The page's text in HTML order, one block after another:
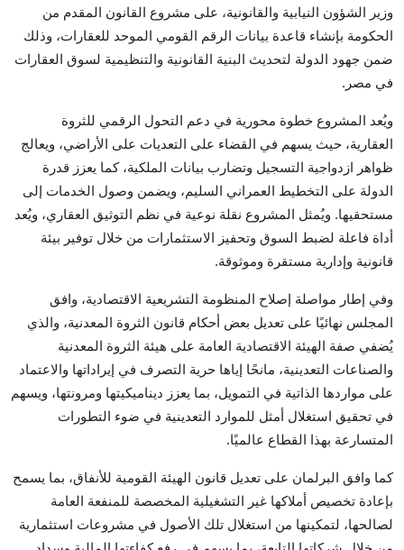
وزير الشؤون النيابية والقانونية، على مشروع القانون المقدم من
الحكومة بإنشاء قاعدة بيانات الرقم القومي الموحد للعقارات، وذلك
ضمن جهود الدولة لتحديث البنية القانونية والتنظيمية لسوق العقارات
في مصر.
ويُعد المشروع خطوة محورية في دعم التحول الرقمي للثروة
العقارية، حيث يسهم في القضاء على التعديات على الأراضي، ويعالج
ظواهر ازدواجية التسجيل وتضارب بيانات الملكية، كما يعزز قدرة
الدولة على التخطيط العمراني السليم، ويضمن وصول الخدمات إلى
مستحقيها. ويُمثل المشروع نقلة نوعية في نظم التوثيق العقاري، ويُعد
أداة فاعلة لضبط السوق وتحفيز الاستثمارات من خلال توفير بيئة
قانونية وإدارية مستقرة وموثوقة.
وفي إطار مواصلة إصلاح المنظومة التشريعية الاقتصادية، وافق
المجلس نهائيًا على تعديل بعض أحكام قانون الثروة المعدنية، والذي
يُضفي صفة الهيئة الاقتصادية العامة على هيئة الثروة المعدنية
والصناعات التعدينية، مانحًا إياها حرية التصرف في إيراداتها والاعتماد
على مواردها الذاتية في التمويل، بما يعزز ديناميكيتها ومرونتها، ويسهم
في تحقيق استغلال أمثل للموارد التعدينية في ضوء التطورات
المتسارعة بهذا القطاع عالميًا.
كما وافق البرلمان على تعديل قانون الهيئة القومية للأنفاق، بما يسمح
بإعادة تخصيص أملاكها غير التشغيلية المخصصة للمنفعة العامة
لصالحها، لتمكينها من استغلال تلك الأصول في مشروعات استثمارية